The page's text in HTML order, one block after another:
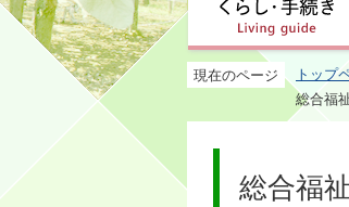
現在のページ トップ
総合福
総合福